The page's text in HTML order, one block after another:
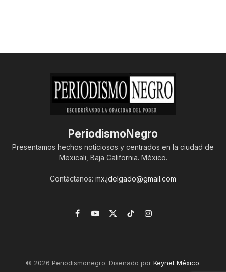
PeriodismoNegro
Presentamos hechos noticiosos y centrados en la ciudad de
Mexicali, Baja California. México.
Contáctanos: mx.jdelgado@gmail.com
Facebook
YouTube
X
TikTokInstagram
© 2026 Periodismonegro. Diseñado por Keynet México.